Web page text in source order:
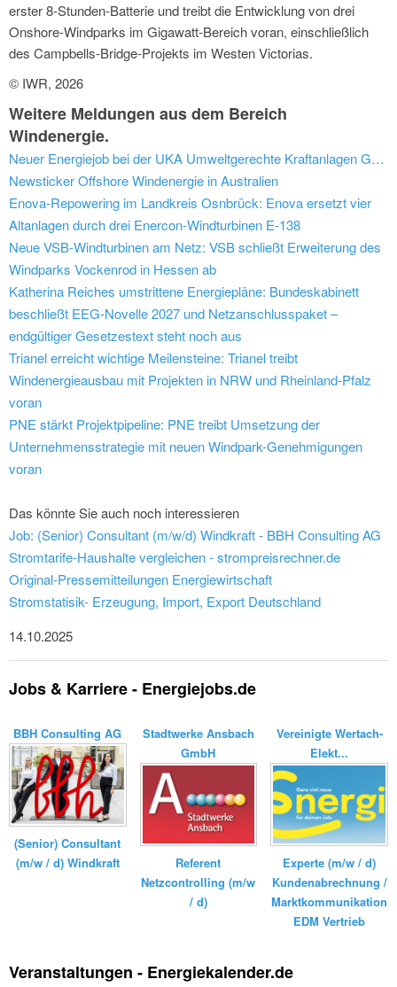
erster 8-Stunden-Batterie und treibt die Entwicklung von drei
Onshore-Windparks im Gigawatt-Bereich voran, einschließlich
des Campbells-Bridge-Projekts im Westen Victorias.
© IWR, 2026
Weitere Meldungen aus dem Bereich
Windenergie.
Neuer Energiejob bei der UKA Umweltgerechte Kraftanlagen GmbH & Co. KG (Cottbus): Projektentwickler für Photovoltaik (m/w/d)
Newsticker Offshore Windenergie in Australien
Enova-Repowering im Landkreis Osnbrück: Enova ersetzt vier
Altanlagen durch drei Enercon-Windturbinen E-138
Neue VSB-Windturbinen am Netz: VSB schließt Erweiterung des
Windparks Vockenrod in Hessen ab
Katherina Reiches umstrittene Energiepläne: Bundeskabinett
beschließt EEG-Novelle 2027 und Netzanschlusspaket –
endgültiger Gesetzestext steht noch aus
Trianel erreicht wichtige Meilensteine: Trianel treibt
Windenergieausbau mit Projekten in NRW und Rheinland-Pfalz
voran
PNE stärkt Projektpipeline: PNE treibt Umsetzung der
Unternehmensstrategie mit neuen Windpark-Genehmigungen
voran
Das könnte Sie auch noch interessieren
Job: (Senior) Consultant (m/w/d) Windkraft - BBH Consulting AG
Stromtarife-Haushalte vergleichen - strompreisrechner.de
Original-Pressemitteilungen Energiewirtschaft
Stromstatisik- Erzeugung, Import, Export Deutschland
14.10.2025
Jobs & Karriere - Energiejobs.de
BBH Consulting AG
(Senior) Consultant
(m/w / d) Windkraft
Stadtwerke Ansbach
GmbH
Referent
Netzcontrolling (m/w
/ d)
Vereinigte Wertach-
Elekt...
Experte (m/w / d)
Kundenabrechnung /
Marktkommunikation
EDM Vertrieb
Veranstaltungen - Energiekalender.de